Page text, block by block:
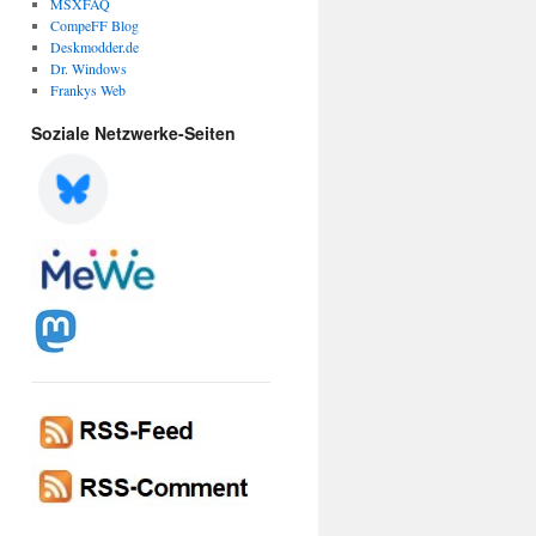
MSXFAQ
CompeFF Blog
Deskmodder.de
Dr. Windows
Frankys Web
Soziale Netzwerke-Seiten